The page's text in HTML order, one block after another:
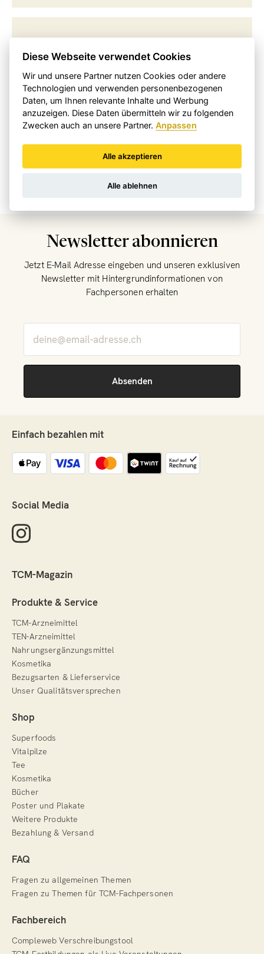
Newsletter abonnieren
Jetzt E-Mail Adresse eingeben und unseren exklusiven
Newsletter mit Hintergrundinformationen von
Fachpersonen erhalten
Einfach bezahlen mit
Social Media
TCM-Magazin
Produkte & Service
TCM-Arzneimittel
TEN-Arzneimittel
Nahrungsergänzungsmittel
Kosmetika
Bezugsarten & Lieferservice
Unser Qualitätsversprechen
Shop
Superfoods
Vitalpilze
Tee
Kosmetika
Bücher
Poster und Plakate
Weitere Produkte
Bezahlung & Versand
FAQ
Fragen zu allgemeinen Themen
Fragen zu Themen für TCM-Fachpersonen
Fachbereich
Compleweb Verschreibungstool
Diese Webseite verwendet Cookies
Wir und unsere Partner nutzen Cookies oder andere
Technologien und verwenden personenbezogenen
Daten, um Ihnen relevante Inhalte und Werbung
anzuzeigen. Diese Daten übermitteln wir zu folgenden
Zwecken auch an unsere Partner. Anpassen
Alle akzeptieren
Alle ablehnen